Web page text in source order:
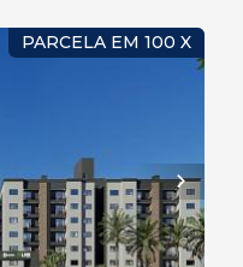
PARCELA EM 100 X